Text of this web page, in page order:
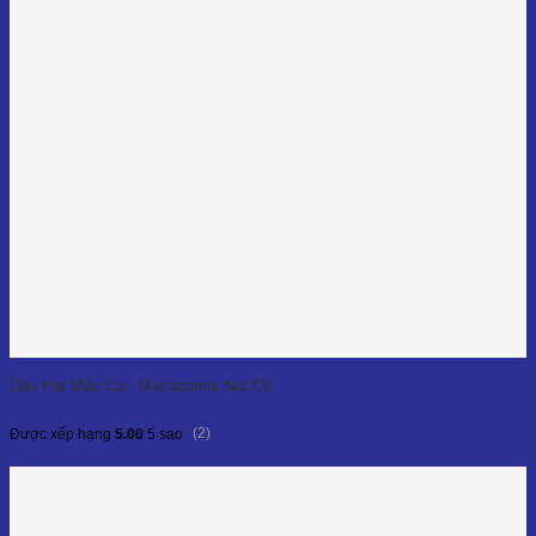
Dầu Hạt Mắc Ca - Macadamia Nut Oil
Được xếp hạng 5.00 5 sao (2)